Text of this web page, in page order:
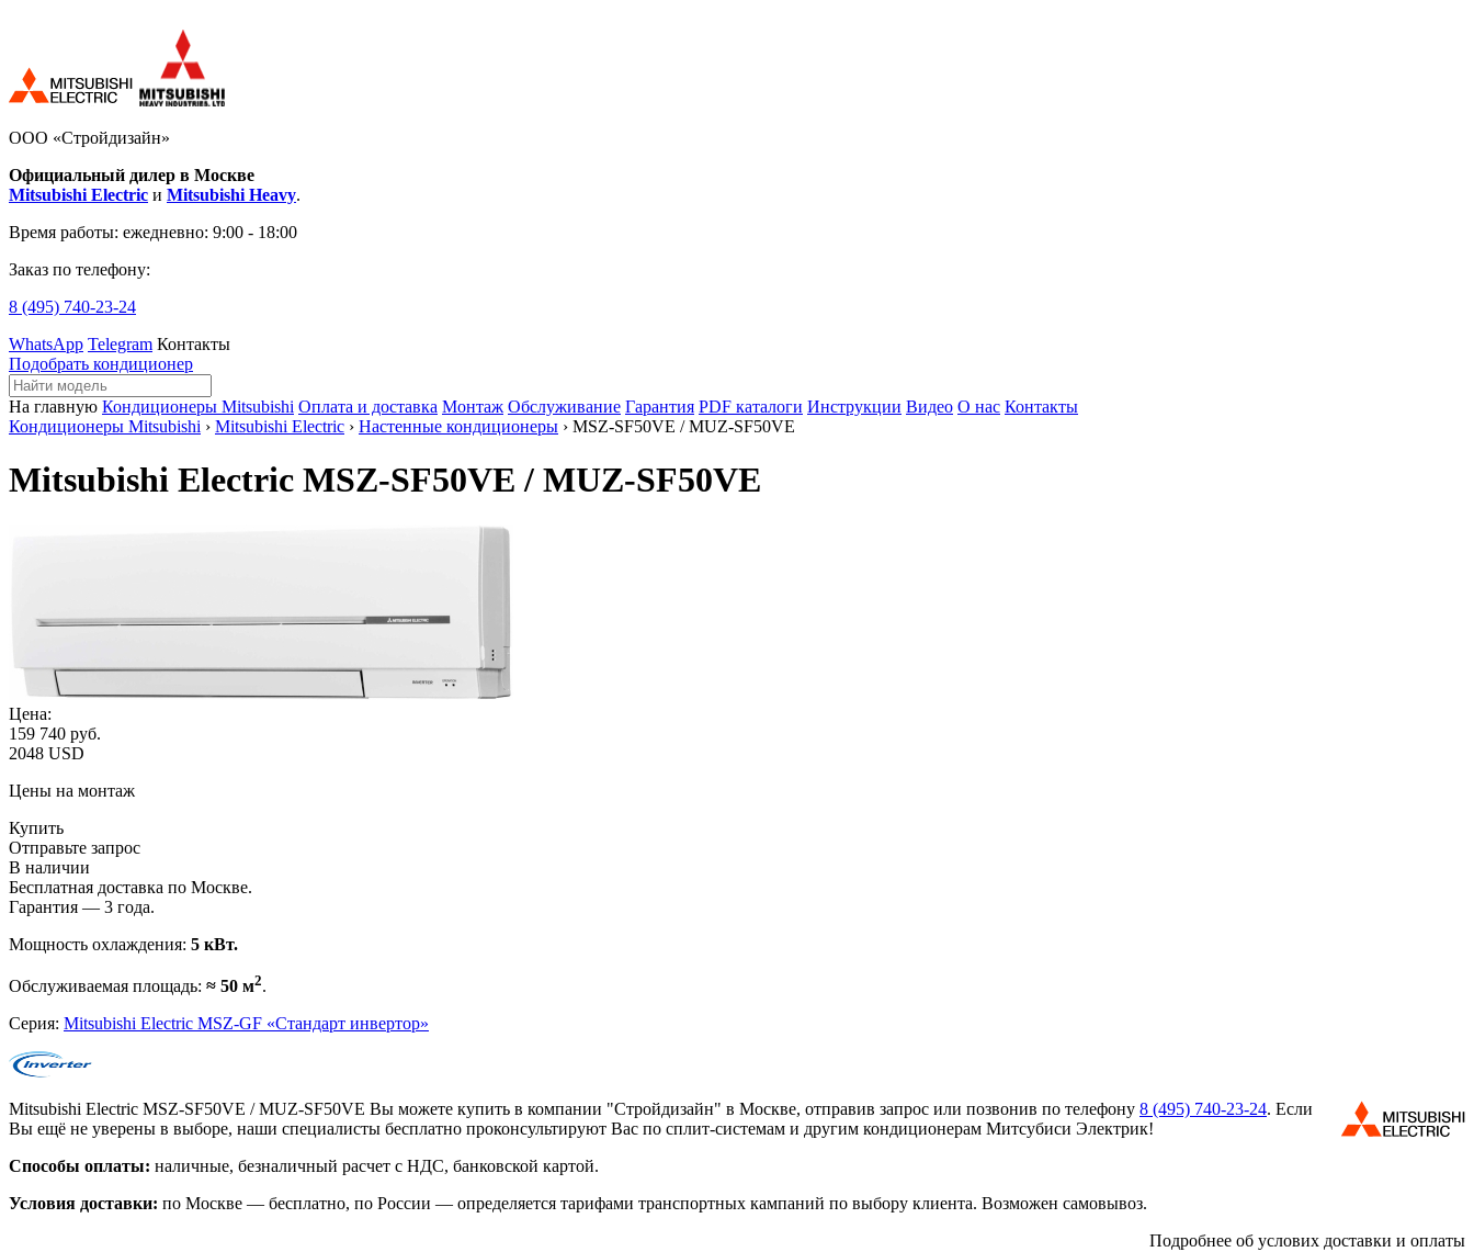
ООО «Стройдизайн»
Официальный дилер в Москве
Mitsubishi Electric и Mitsubishi Heavy.
Время работы: ежедневно: 9:00 - 18:00
Заказ по телефону:
8 (495) 740-23-24
WhatsApp Telegram Контакты
Подобрать кондиционер
На главную Кондиционеры Mitsubishi Оплата и доставка Монтаж Обслуживание Гарантия PDF каталоги Инструкции Видео О нас Контакты
Кондиционеры Mitsubishi › Mitsubishi Electric › Настенные кондиционеры › MSZ-SF50VE / MUZ-SF50VE
Mitsubishi Electric MSZ-SF50VE / MUZ-SF50VE
Цена:
159 740 руб.
2048 USD
Цены на монтаж
Купить
Отправьте запрос
В наличии
Бесплатная доставка по Москве.
Гарантия — 3 года.
Мощность охлаждения: 5 кВт.
Обслуживаемая площадь: ≈ 50 м2.
Серия: Mitsubishi Electric MSZ-GF «Стандарт инвертор»
Mitsubishi Electric MSZ-SF50VE / MUZ-SF50VE Вы можете купить в компании "Стройдизайн" в Москве, отправив запрос или позвонив по телефону 8 (495) 740-23-24. Если
Вы ещё не уверены в выборе, наши специалисты бесплатно проконсультируют Вас по сплит-системам и другим кондиционерам Митсубиси Электрик!
Способы оплаты: наличные, безналичный расчет с НДС, банковской картой.
Условия доставки: по Москве — бесплатно, по России — определяется тарифами транспортных кампаний по выбору клиента. Возможен самовывоз.
Подробнее об услових доставки и оплаты